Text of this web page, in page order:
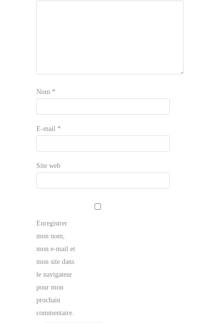
Nom *
E-mail *
Site web
Enregistrer
mon nom,
mon e-mail et
mon site dans
le navigateur
pour mon
prochain
commentaire.